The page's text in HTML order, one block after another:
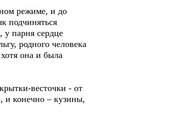
режиме, и до
подчиняться
у парня сердце
родного человека
она и была
весточки - от
и конечно – кузины,